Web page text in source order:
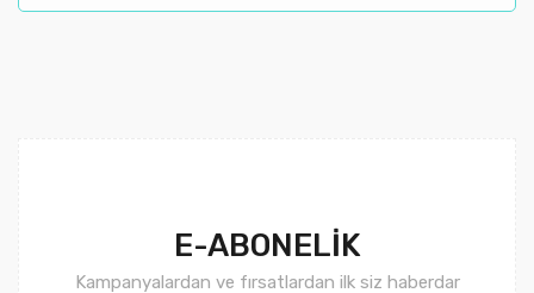
E-ABONELİK
Kampanyalardan ve fırsatlardan ilk siz haberdar